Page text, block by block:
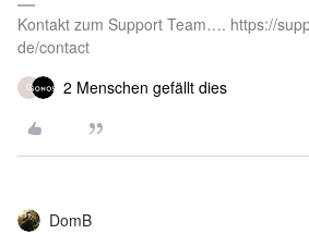
Kontakt zum Support Team…. https://
de/contact
G 2 Menschen gefällt dies
DomB